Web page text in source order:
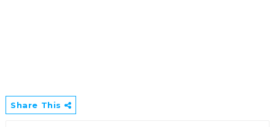
Share This